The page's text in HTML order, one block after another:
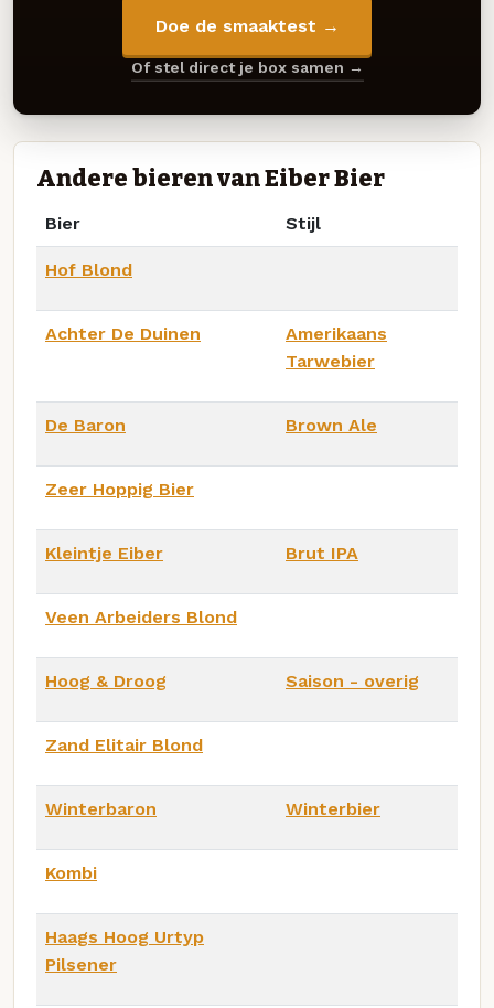
Doe de smaaktest →
Of stel direct je box samen →
Andere bieren van Eiber Bier
Bier Stijl
Hof Blond
Achter De Duinen
Amerikaans
Tarwebier
De Baron Brown Ale
Zeer Hoppig Bier
Kleintje Eiber Brut IPA
Veen Arbeiders Blond
Hoog & Droog Saison - overig
Zand Elitair Blond
Winterbaron Winterbier
Kombi
Haags Hoog Urtyp
Pilsener